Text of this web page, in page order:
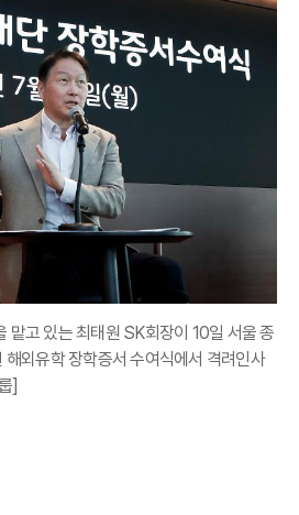
맡고 있는 최태원 SK회장이 10일 서울 종
외유학 장학증서 수여식에서 격려인사
]